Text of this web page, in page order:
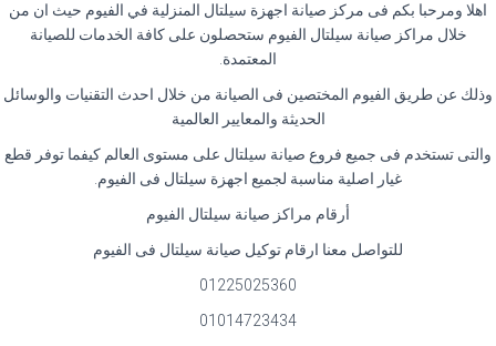
اهلا ومرحبا بكم فى مركز صيانة اجهزة سيلتال المنزلية في الفيوم حيث ان من
خلال مراكز صيانة سيلتال الفيوم ستحصلون على كافة الخدمات للصيانة
المعتمدة.
وذلك عن طريق الفيوم المختصين فى الصيانة من خلال احدث التقنيات والوسائل
الحديثة والمعايير العالمية
والتى تستخدم فى جميع فروع صيانة سيلتال على مستوى العالم كيفما توفر قطع
غيار اصلية مناسبة لجميع اجهزة سيلتال فى الفيوم.
أرقام مراكز صيانة سيلتال الفيوم
للتواصل معنا ارقام توكيل صيانة سيلتال فى الفيوم
01225025360
01014723434